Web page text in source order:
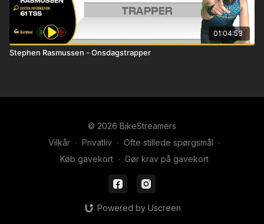
01:04:53
Stephen Rasmussen - Onsdagstrapper
© 2026 BikeStreamers
Vilkår ∙ Privatliv ∙ Ofte stillede spørgsmål ∙
Køb gavekort ∙ Gør krav på gavekort
Powered by Uscreen